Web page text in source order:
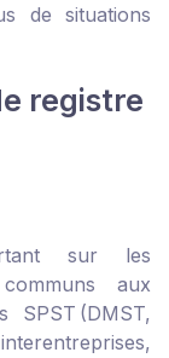
de situations
registre
sur les
aux
(DMST,